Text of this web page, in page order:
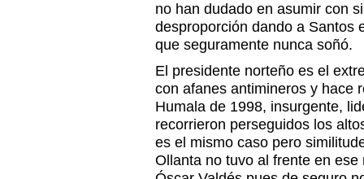
no han dudado en asumir con
desproporción dando a Santos
que seguramente nunca soñó.
El presidente norteño es el
con afanes antimineros y hace
Humala de 1998, insurgente,
recorrieron perseguidos los
es el mismo caso pero
Ollanta no tuvo al frente en